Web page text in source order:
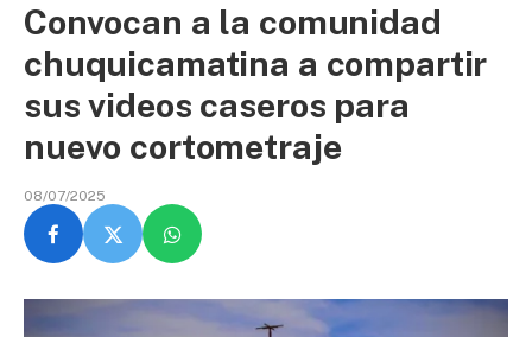
Convocan a la comunidad
chuquicamatina a compartir
sus videos caseros para
nuevo cortometraje
08/07/2025